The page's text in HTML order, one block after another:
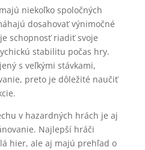
niekoľko spoločných
dosahovať výnimočné
schopnosť riadiť svoje
stabilitu počas hry.
s veľkými stávkami,
preto je dôležité naučiť
v hazardných hrách je aj
Najlepší hráči
hier, ale aj majú prehľad o